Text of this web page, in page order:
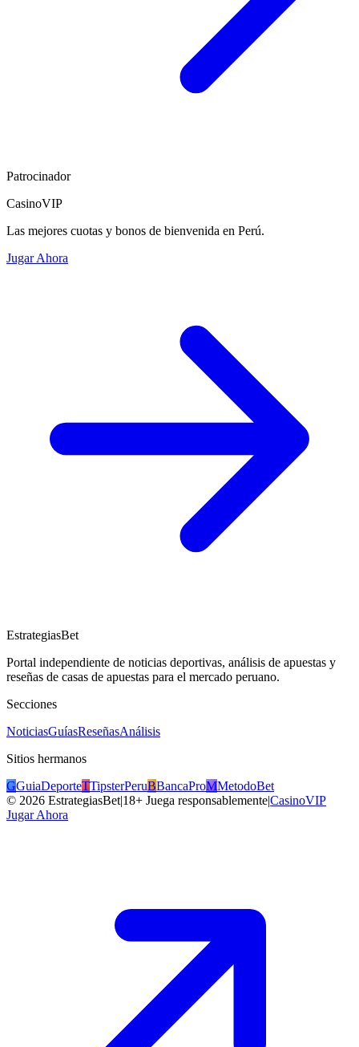
Patrocinador
CasinoVIP
Las mejores cuotas y bonos de bienvenida en Perú.
Jugar Ahora
EstrategiasBet
Portal independiente de noticias deportivas, análisis de apuestas y
reseñas de casas de apuestas para el mercado peruano.
Secciones
NoticiasGuíasReseñasAnálisis
Sitios hermanos
GGuiaDeporteTTipsterPeruBBancaProMMetodoBet
© 2026 EstrategiasBet|18+ Juega responsablemente|CasinoVIP
Jugar Ahora